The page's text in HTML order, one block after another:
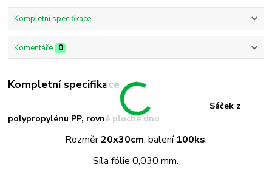
Kompletní specifikace
Komentáře 0
Kompletní specifikace
Sáček z
polypropylénu PP, rovné ploché dno
Rozměr20x30cm, balení 100ks.
Síla fólie 0,030 mm.